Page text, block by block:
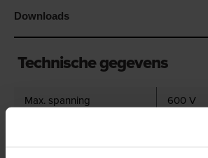
Downloads
Technische gegevens
Max. spanning
600 V